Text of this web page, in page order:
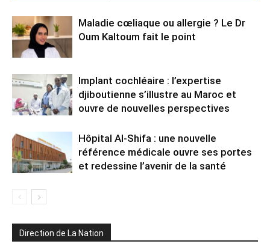
Maladie cœliaque ou allergie ? Le Dr
Oum Kaltoum fait le point
Implant cochléaire : l’expertise
djiboutienne s’illustre au Maroc et
ouvre de nouvelles perspectives
Hôpital Al-Shifa : une nouvelle
référence médicale ouvre ses portes
et redessine l’avenir de la santé
Direction de La Nation